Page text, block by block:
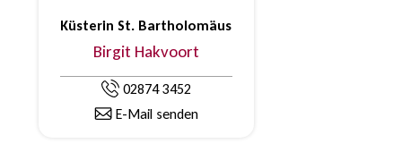
Küsterin St. Bartholomäus
Birgit Hakvoort
02874 3452
E-Mail senden